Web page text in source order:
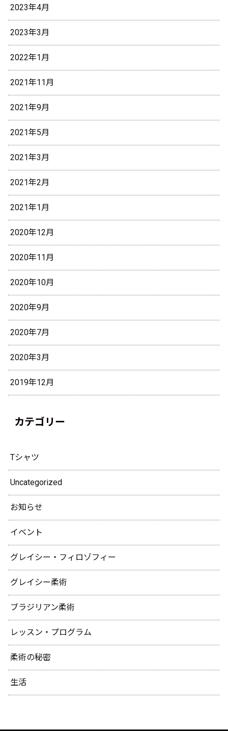
2023年4月
2023年3月
2022年1月
2021年11月
2021年9月
2021年5月
2021年3月
2021年2月
2021年1月
2020年12月
2020年11月
2020年10月
2020年9月
2020年7月
2020年3月
2019年12月
カテゴリー
Tシャツ
Uncategorized
お知らせ
イベント
グレイシー・フィロゾフィー
グレイシー柔術
ブラジリアン柔術
レッスン・プログラム
柔術の秘密
生活